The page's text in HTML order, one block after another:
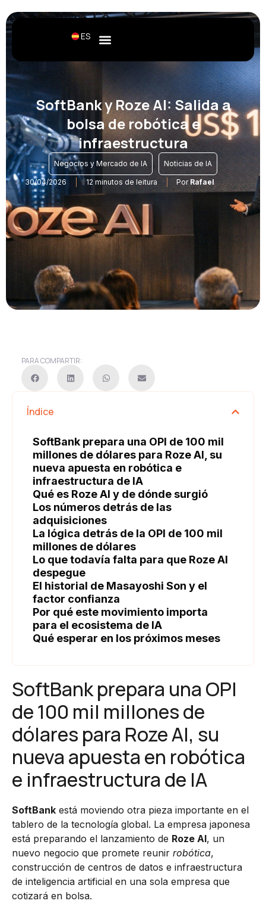
ES
SoftBank y Roze AI: Salida a
bolsa de robótica e
infraestructura
Negocios y Mercado de IA , Noticias de IA
30/04/2026 12 minutos de leitura Por Rafael
PARA COMPARTIR:
Índice
SoftBank prepara una OPI de 100 mil
millones de dólares para Roze AI, su
nueva apuesta en robótica e
infraestructura de IA
Qué es Roze AI y de dónde surgió
Los números detrás de las
adquisiciones
La lógica detrás de la OPI de 100 mil
millones de dólares
Lo que todavía falta para que Roze AI
despegue
El historial de Masayoshi Son y el
factor confianza
Por qué este movimiento importa
para el ecosistema de IA
Qué esperar en los próximos meses
SoftBank prepara una OPI
de 100 mil millones de
dólares para Roze AI, su
nueva apuesta en robótica
e infraestructura de IA
SoftBank está moviendo otra pieza importante en el
tablero de la tecnología global. La empresa japonesa
está preparando el lanzamiento de Roze AI, un
nuevo negocio que promete reunir robótica,
construcción de centros de datos e infraestructura
de inteligencia artificial en una sola empresa que
cotizará en bolsa.